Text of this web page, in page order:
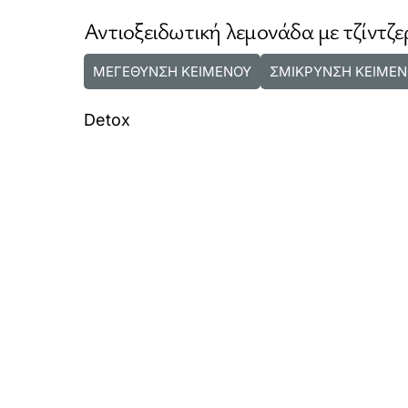
Αντιοξειδωτική λεμονάδα με
ΜΕΓΕΘΥΝΣΗ ΚΕΙΜΕΝΟΥ ΣΜΙΚΡΥΝΣΗ
Detox